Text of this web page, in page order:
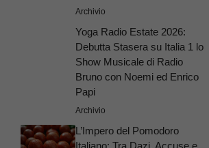
Archivio
Yoga Radio Estate 2026:
Debutta Stasera su Italia 1 lo
Show Musicale di Radio
Bruno con Noemi ed Enrico
Papi
Archivio
L’Impero del Pomodoro